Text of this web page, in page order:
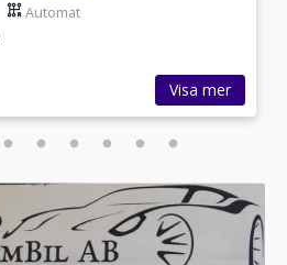
Automat
Visa mer